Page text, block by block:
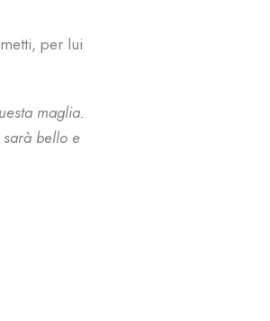
per lui
maglia.
sarà bello e